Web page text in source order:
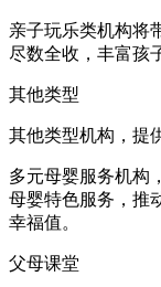
亲子玩乐类机构将
尽数全收，丰富孩
其他类型
其他类型机构，提
多元母婴服务机构
母婴特色服务，推
幸福值。
父母课堂